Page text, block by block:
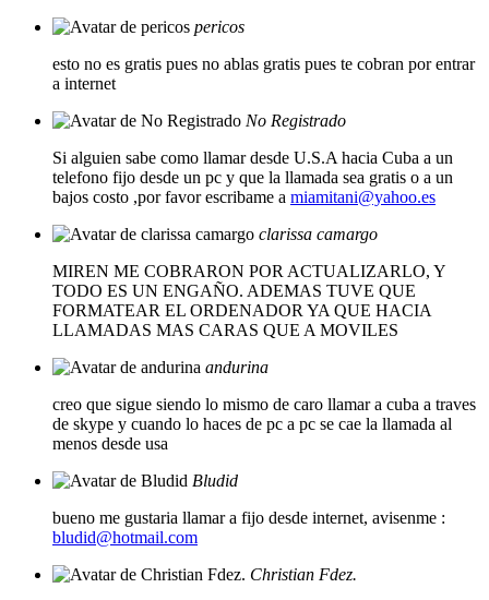
pericos
esto no es gratis pues no ablas gratis pues te cobran por entrar
a internet
No Registrado
Si alguien sabe como llamar desde U.S.A hacia Cuba a un
telefono fijo desde un pc y que la llamada sea gratis o a un
bajos costo ,por favor escribame a miamitani@yahoo.es
clarissa camargo
MIREN ME COBRARON POR ACTUALIZARLO, Y
TODO ES UN ENGAÑO. ADEMAS TUVE QUE
FORMATEAR EL ORDENADOR YA QUE HACIA
LLAMADAS MAS CARAS QUE A MOVILES
andurina
creo que sigue siendo lo mismo de caro llamar a cuba a traves
de skype y cuando lo haces de pc a pc se cae la llamada al
menos desde usa
Bludid
bueno me gustaria llamar a fijo desde internet, avisenme :
bludid@hotmail.com
Christian Fdez.